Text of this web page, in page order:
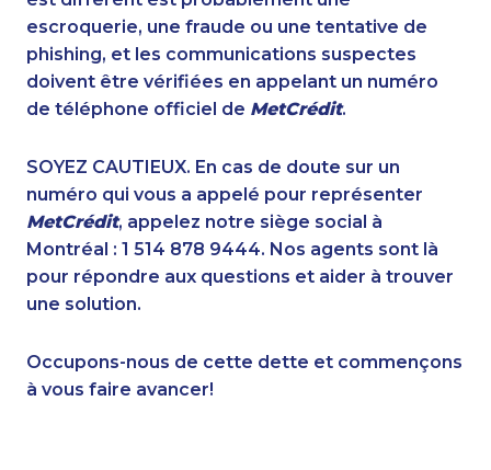
1-587-543-0617
1-289-846-5340
1-579-267-0737
1-778-786-2459
1-844-330-0581
1-587-328-6529
1-437-900-0359
1-902-482-1883
1-437-900-0356
1-250-276-4108
1-778-401-7407
1-587-319-2139
1-647-715-9375
1-877-677-8164
1-780-421-5467
1-647-361-8593
escroquerie, une fraude ou une tentative de
phishing, et les communications suspectes
doivent être vérifiées en appelant un numéro
de téléphone officiel de MetCrédit.
SOYEZ CAUTIEUX. En cas de doute sur un
numéro qui vous a appelé pour représenter
MetCrédit, appelez notre siège social à
Montréal : 1 514 878 9444. Nos agents sont là
pour répondre aux questions et aider à trouver
une solution.
Occupons-nous de cette dette et commençons
à vous faire avancer!